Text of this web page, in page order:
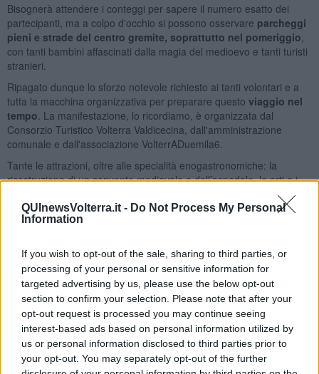
QUInewsVolterra.it - Do Not Process My Personal
Information
If you wish to opt-out of the sale, sharing to third parties, or
processing of your personal or sensitive information for
targeted advertising by us, please use the below opt-out
section to confirm your selection. Please note that after your
opt-out request is processed you may continue seeing
interest-based ads based on personal information utilized by
us or personal information disclosed to third parties prior to
your opt-out. You may separately opt-out of the further
Bisognerà attendere i conteggi per sapere il numero esatto dei
partecipanti, ma a colpo d'occhio si possono osservare parcheggi
pieni e strade del centro gremite, soprattutto nel pomeriggio
con tanti bambini affascinati dalla magia del medioevo e tanti turisti
stranieri.
Ripagato dunque lo sforzo notevole richiesto ai tanti volontari e a
tutta la macchina organizzativa per preparare questo viaggio nel
tempo . La manifestazione, lo ricordiamo, è organizzata dal
Consorzio Turistico Volterra Valdicecina, dall'amministrazione
comunale e dall'associazione VolterrADuemila6.
Tante le attrazioni, oltre alle specialità enogastronomiche: la
ricostruzione di un convento medievale e dell’ospedale, le arti e i
mestieri, i giullari, gli spettacoli di falconeria, il tiro con l’arco e con
la balestra negli accampamenti militari, i cortei, i musicisti erranti, i
giochi di bandiere, i cantastorie, le novelle e i giochi per bambini, i
illuminata dalle fiaccole.
E domenica prossima si replica, sperando in un identico successo.
Ma il prossimo appuntamento, intanto, è permartedì 18con la
cenaAlla Taverna del Tonchio Satollo, una serata all’insegna della
buona cucina e del divertimento, con piatti tipici medievali e
spettacolinel bellissimo Parco di via Firenzuola sede del Gruppo
Storico Sbandieratori città di Volterra, da prenotare presso il
Consorzio Turistico.